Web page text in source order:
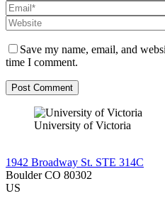
Save my name, email, and
time I comment.
University of Victoria
1942 Broadway St. STE 314C
Boulder CO 80302
US